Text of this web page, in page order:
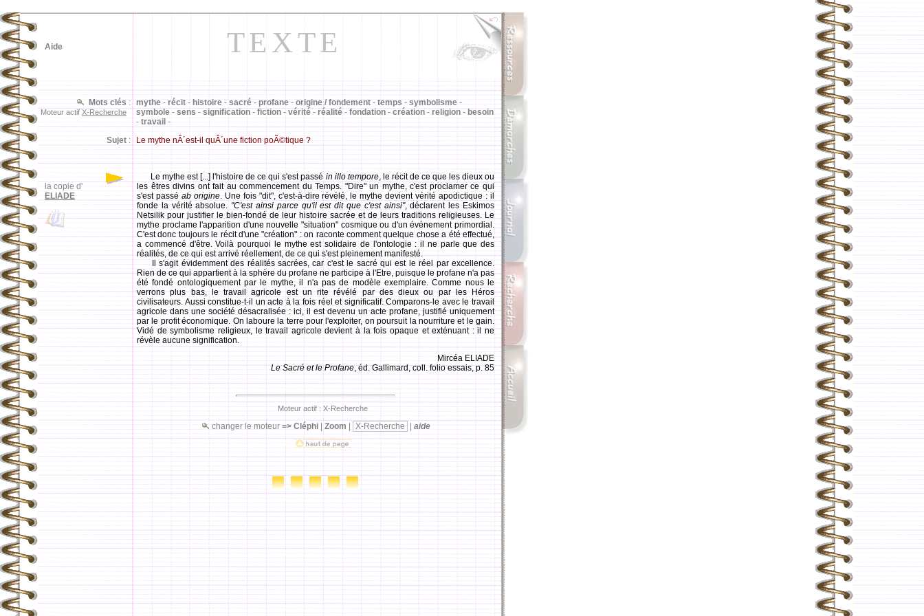
TEXTE
la copie d'
ELIADE
mythe - récit - histoire - sacré - profane - origine / fondement - temps - symbolisme -
symbole - sens - signification - fiction - vérité - réalité - fondation - création - religion - besoin
- travail -
Mots clés :
Moteur actif X-Recherche
Sujet : Le mythe nÂ´est-il quÂ´une fiction poÃ©tique ?
Aide
Le mythe est [...] l'histoire de ce qui s'est passé in illo tempore, le récit de ce que les dieux ou
les êtres divins ont fait au commencement du Temps. "Dire" un mythe, c'est proclamer ce qui
s'est passé ab origine. Une fois "dit", c'est-à-dire révélé, le mythe devient vérité apodictique : il
fonde la vérité absolue. "C'est ainsi parce qu'il est dit que c'est ainsi", déclarent les Eskimos
Netsilik pour justifier le bien-fondé de leur histoire sacrée et de leurs traditions religieuses. Le
mythe proclame l'apparition d'une nouvelle "situation" cosmique ou d'un événement primordial.
C'est donc toujours le récit d'une "création" : on raconte comment quelque chose a été effectué,
a commencé d'être. Voilà pourquoi le mythe est solidaire de l'ontologie : il ne parle que des
réalités, de ce qui est arrivé réellement, de ce qui s'est pleinement manifesté.
Il s'agit évidemment des réalités sacrées, car c'est le sacré qui est le réel par excellence.
Rien de ce qui appartient à la sphère du profane ne participe à l'Etre, puisque le profane n'a pas
été fondé ontologiquement par le mythe, il n'a pas de modèle exemplaire. Comme nous le
verrons plus bas, le travail agricole est un rite révélé par des dieux ou par les Héros
civilisateurs. Aussi constitue-t-il un acte à la fois réel et significatif. Comparons-le avec le travail
agricole dans une société désacralisée : ici, il est devenu un acte profane, justifié uniquement
par le profit économique. On laboure la terre pour l'exploiter, on poursuit la nourriture et le gain.
Vidé de symbolisme religieux, le travail agricole devient à la fois opaque et exténuant : il ne
révèle aucune signification.
Mircéa ELIADE
Le Sacré et le Profane, éd. Gallimard, coll. folio essais, p. 85
Moteur actif : X-Recherche
changer le moteur => Cléphi| Zoom X-Recherche aide